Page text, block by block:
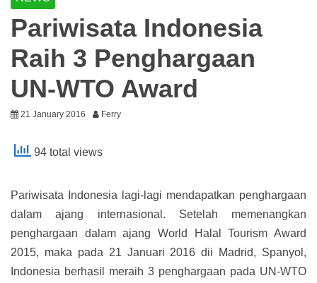
Pariwisata Indonesia
Raih 3 Penghargaan
UN-WTO Award
21 January 2016 Ferry
94 total views
Pariwisata Indonesia lagi-lagi mendapatkan penghargaan
dalam ajang internasional. Setelah memenangkan
penghargaan dalam ajang World Halal Tourism Award
2015, maka pada 21 Januari 2016 dii Madrid, Spanyol,
Indonesia berhasil meraih 3 penghargaan pada UN-WTO